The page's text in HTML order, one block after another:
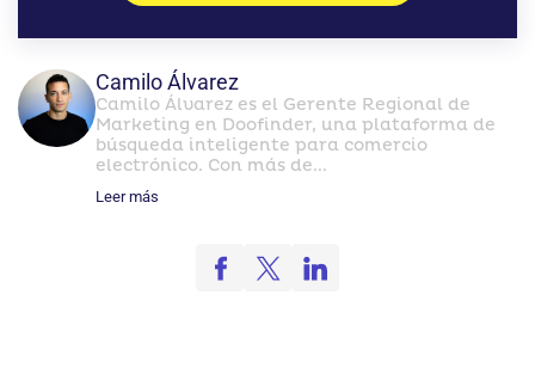
Camilo Álvarez
Camilo Álvarez es el Gerente Regional de
Marketing en Doofinder, una plataforma de
búsqueda inteligente para comercio
electrónico. Con más de...
Leer más